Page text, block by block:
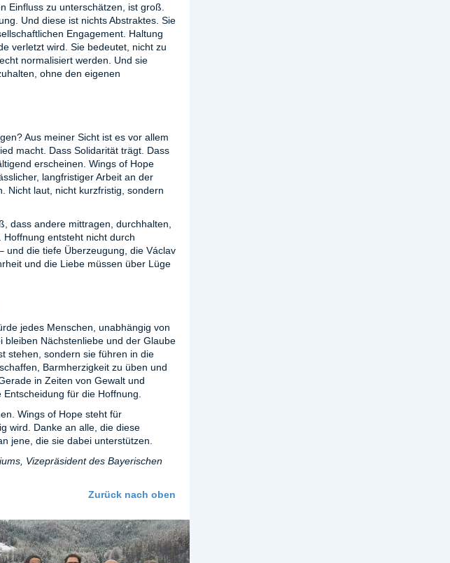
Einfluss zu unterschätzen, ist groß.
Und diese ist nichts Abstraktes. Sie
Engagement. Haltung
verletzt wird. Sie bedeutet, nicht zu
normalisiert werden. Und sie
ohne den eigenen
Aus meiner Sicht ist es vor allem
macht. Dass Solidarität trägt. Dass
erscheinen. Wings of Hope
langfristiger Arbeit an der
Nicht laut, nicht kurzfristig, sondern
dass andere mittragen, durchhalten,
entsteht nicht durch
und die tiefe Überzeugung, die Václav
und die Liebe müssen über Lüge
jedes Menschen, unabhängig von
bleiben Nächstenliebe und der Glaube
stehen, sondern sie führen in die
Barmherzigkeit zu üben und
in Zeiten von Gewalt und
für die Hoffnung.
Wings of Hope steht für
wird. Danke an alle, die diese
jene, die sie dabei unterstützen.
Vizepräsident des Bayerischen
Zurück nach oben